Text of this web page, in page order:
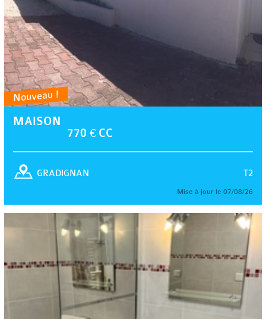
Nouveau !
MAISON
770 € CC
T2
GRADIGNAN
Mise à jour le 07/08/26